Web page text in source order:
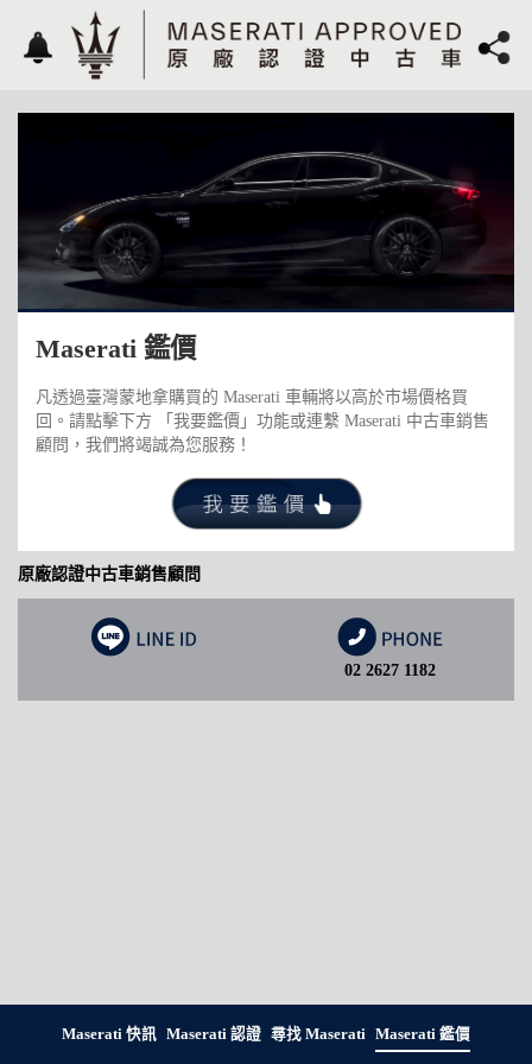
Maserati 鑑價
凡透過臺灣蒙地拿購買的 Maserati 車輛將以高於市場價格買
回。請點擊下方 「我要鑑價」功能或連繫 Maserati 中古車銷售
顧問，我們將竭誠為您服務！
原廠認證中古車銷售顧問
02 2627 1182
Maserati 快訊 Maserati 認證 尋找 Maserati Maserati 鑑價